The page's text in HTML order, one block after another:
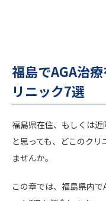
福島でAGA治
リニック7選
福島県在住、もしくは
と思っても、どこのク
ませんか。
この章では、福島県内